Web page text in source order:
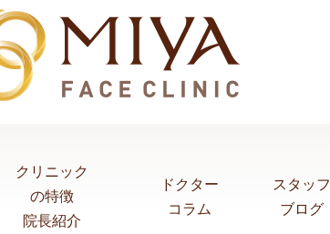
クリニック
の特徴
院長紹介
ドクター
コラム
スタッフ
ブログ